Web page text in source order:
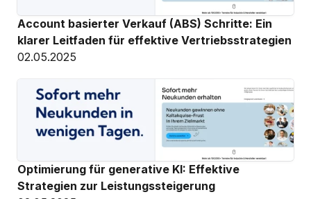
Account basierter Verkauf (ABS) Schritte: Ein
klarer Leitfaden für effektive Vertriebsstrategien
02.05.2025
Optimierung für generative KI: Effektive
Strategien zur Leistungssteigerung